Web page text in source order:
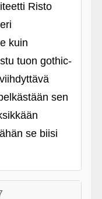
Risto
kuin
tuon gothic-
sen
se biisi